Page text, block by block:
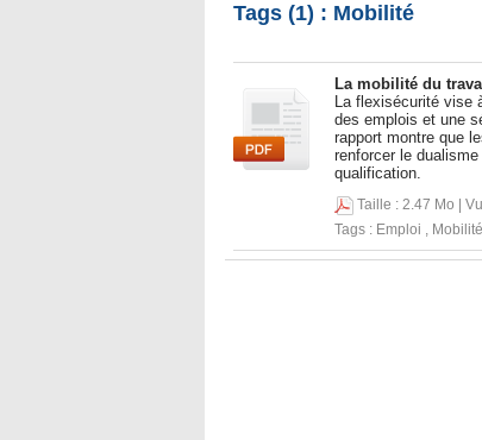
Tags (1) : Mobilité
La mobilité du
La flexisécurité vise
des emplois et une
rapport montre que
renforcer le
qualification.
Taille : 2.47 Mo |
Tags : Emploi , Mobilité